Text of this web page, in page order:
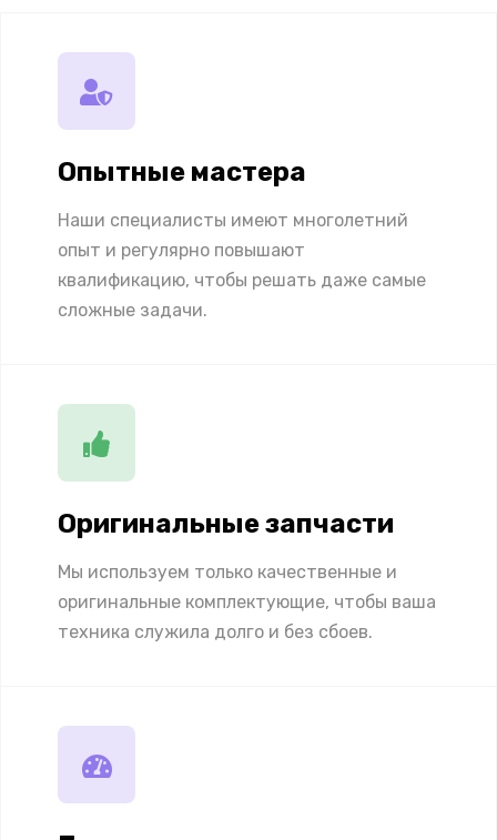
Опытные мастера
Наши специалисты имеют многолетний
опыт и регулярно повышают
квалификацию, чтобы решать даже самые
сложные задачи.
Оригинальные запчасти
Мы используем только качественные и
оригинальные комплектующие, чтобы ваша
техника служила долго и без сбоев.